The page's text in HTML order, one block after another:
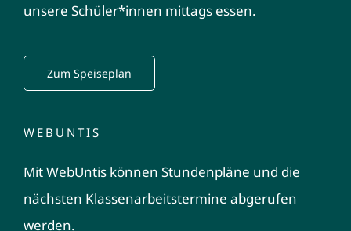
unsere Schüler*innen mittags essen.
Zum Speiseplan
WEBUNTIS
Mit WebUntis können Stundenpläne und die
nächsten Klassenarbeitstermine abgerufen
werden.